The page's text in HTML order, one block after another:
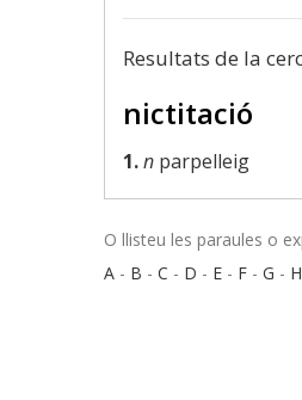
Resultats de la
nictitació
1.n parpelleig
O llisteu les paraules o
A - B - C - D - E - F - G - H